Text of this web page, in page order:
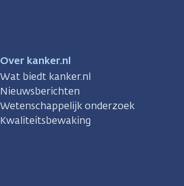
Over kanker.nl
Wat biedt kanker.nl
Nieuwsberichten
Wetenschappelijk onderzoek
Kwaliteitsbewaking